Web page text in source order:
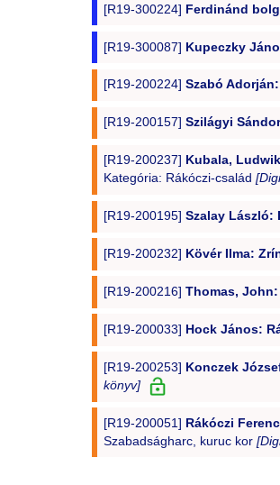
[R19-300224] Ferdinánd
[R19-300087] Kupeczky
[R19-200224] Szabó
[R19-200157] Szilágyi
[R19-200237] Kubala,
Kategória: Rákóczi-család
[R19-200195] Szalay László:
[R19-200232] Kövér Ilma:
[R19-200216] Thomas,
[R19-200033] Hock János:
[R19-200253] Konczek
könyv]
[R19-200051] Rákóczi
Szabadságharc, kuruc kor